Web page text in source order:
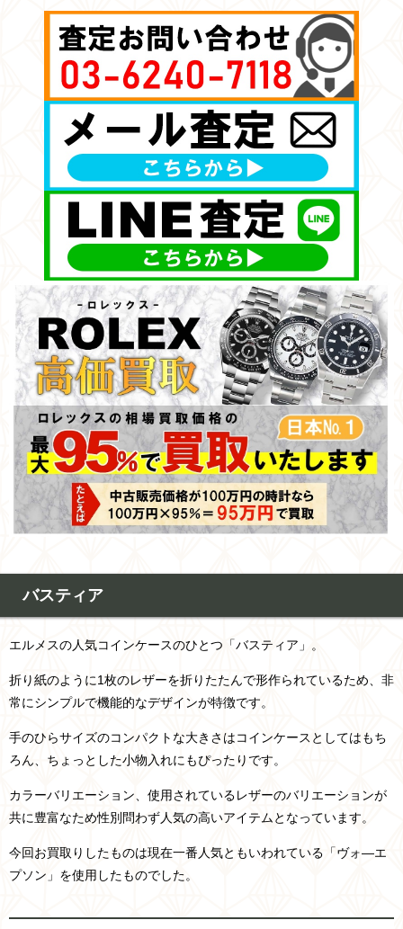
バスティア
エルメスの人気コインケースのひとつ「バスティア」。
折り紙のように1枚のレザーを折りたたんで形作られているため、非
常にシンプルで機能的なデザインが特徴です。
手のひらサイズのコンパクトな大きさはコインケースとしてはもち
ろん、ちょっとした小物入れにもぴったりです。
カラーバリエーション、使用されているレザーのバリエーションが
共に豊富なため性別問わず人気の高いアイテムとなっています。
今回お買取りしたものは現在一番人気ともいわれている「ヴォ―エ
プソン」を使用したものでした。